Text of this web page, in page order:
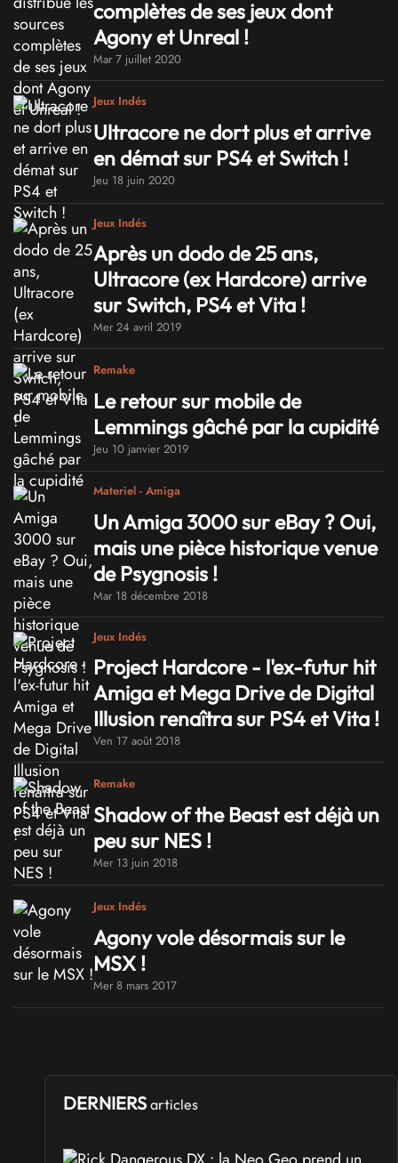
complètes de ses jeux dont
Agony et Unreal !
Mar 7 juillet 2020
Jeux Indés
Ultracore ne dort plus et arrive
en démat sur PS4 et Switch !
Jeu 18 juin 2020
Jeux Indés
Après un dodo de 25 ans,
Ultracore (ex Hardcore) arrive
sur Switch, PS4 et Vita !
Mer 24 avril 2019
Remake
Le retour sur mobile de
Lemmings gâché par la cupidité
Jeu 10 janvier 2019
Materiel - Amiga
Un Amiga 3000 sur eBay ? Oui,
mais une pièce historique venue
de Psygnosis !
Mar 18 décembre 2018
Jeux Indés
Project Hardcore - l'ex-futur hit
Amiga et Mega Drive de Digital
Illusion renaîtra sur PS4 et Vita !
Ven 17 août 2018
Remake
Shadow of the Beast est déjà un
peu sur NES !
Mer 13 juin 2018
Jeux Indés
Agony vole désormais sur le
MSX !
Mer 8 mars 2017
DERNIERS articles